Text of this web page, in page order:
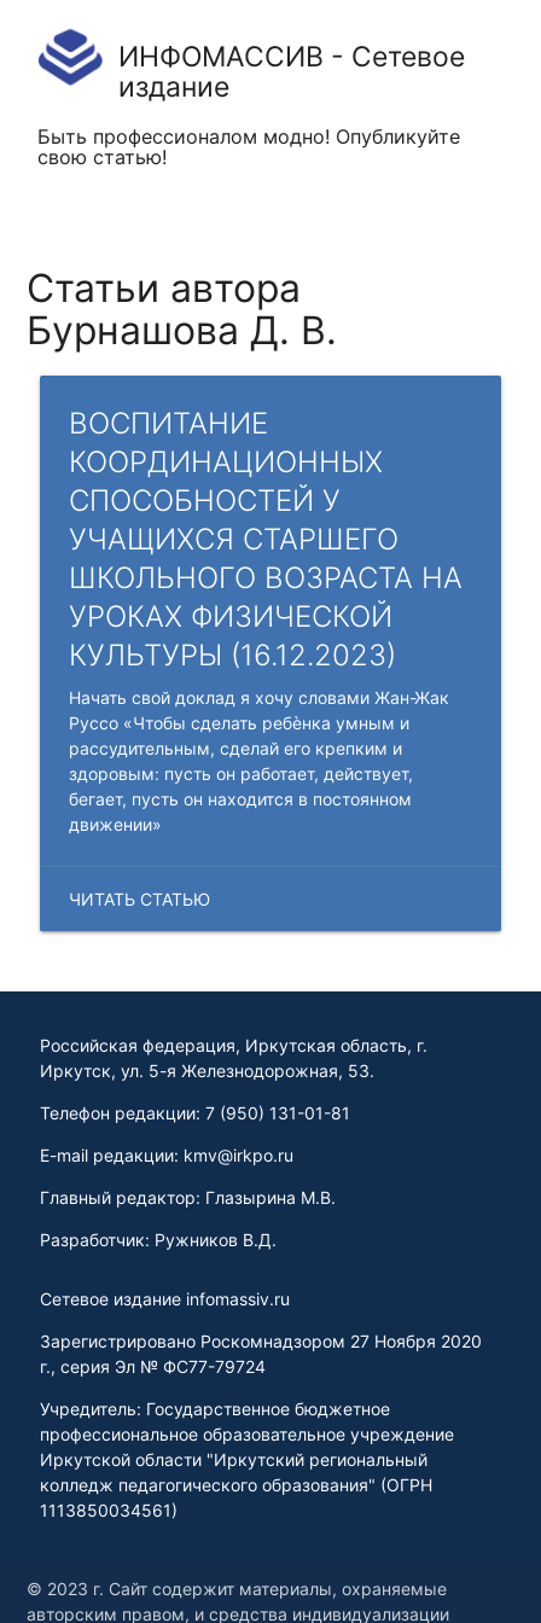
ИНФОМАССИВ - Сетевое
издание
Быть профессионалом модно! Опубликуйте
свою статью!
Статьи автора
Бурнашова Д. В.
ВОСПИТАНИЕ
КООРДИНАЦИОННЫХ
СПОСОБНОСТЕЙ У
УЧАЩИХСЯ СТАРШЕГО
ШКОЛЬНОГО ВОЗРАСТА НА
УРОКАХ ФИЗИЧЕСКОЙ
КУЛЬТУРЫ (16.12.2023)
Начать свой доклад я хочу словами Жан-Жак
Руссо «Чтобы сделать ребѐнка умным и
рассудительным, сделай его крепким и
здоровым: пусть он работает, действует,
бегает, пусть он находится в постоянном
движении»
ЧИТАТЬ СТАТЬЮ
Российская федерация, Иркутская область, г.
Иркутск, ул. 5-я Железнодорожная, 53.
Телефон редакции: 7 (950) 131-01-81
E-mail редакции: kmv@irkpo.ru
Главный редактор: Глазырина М.В.
Разработчик: Ружников В.Д.
Сетевое издание infomassiv.ru
Зарегистрировано Роскомнадзором 27 Ноября 2020
г., серия Эл № ФС77-79724
Учредитель: Государственное бюджетное
профессиональное образовательное учреждение
Иркутской области "Иркутский региональный
колледж педагогического образования" (ОГРН
1113850034561)
© 2023 г. Сайт содержит материалы, охраняемые
авторским правом, и средства индивидуализации